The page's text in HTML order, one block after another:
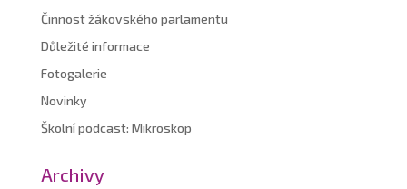
Činnost žákovského parlamentu
Důležité informace
Fotogalerie
Novinky
Školní podcast: Mikroskop
Archivy